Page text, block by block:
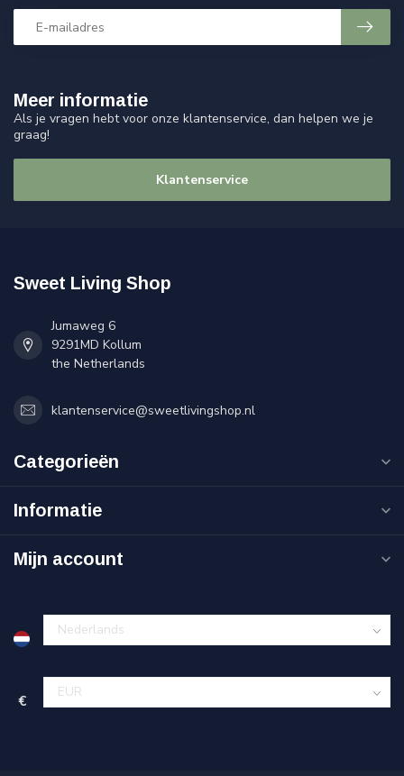
Meer informatie
Als je vragen hebt voor onze klantenservice, dan helpen we je
graag!
Klantenservice
Sweet Living Shop
Jumaweg 6
9291MD Kollum
the Netherlands
klantenservice@sweetlivingshop.nl
Categorieën
Informatie
Mijn account
€